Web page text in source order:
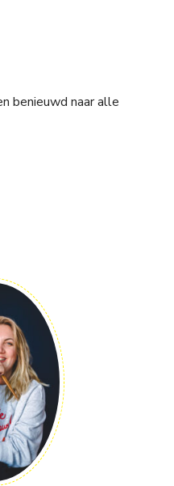
benieuwd naar alle